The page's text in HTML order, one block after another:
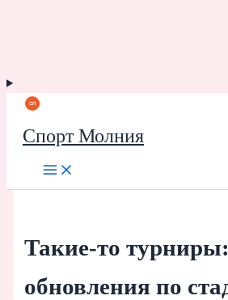
Спорт Молния
Такие-то
обновления по